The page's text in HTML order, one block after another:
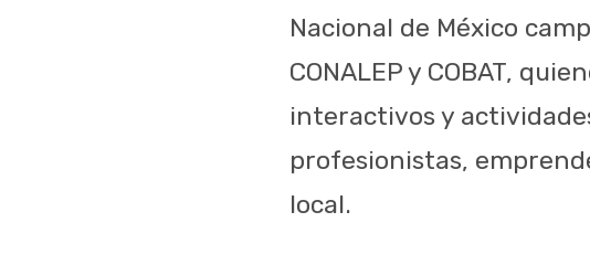
Nacional de México
CONALEP y COBAT,
interactivos y
profesionistas,
local.